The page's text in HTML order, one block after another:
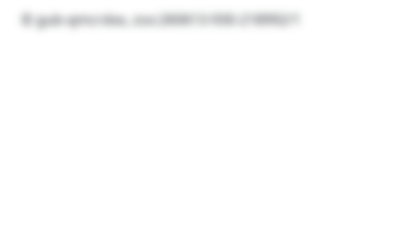
© gub-qmcrdxx, zso:260613-930-218992/1